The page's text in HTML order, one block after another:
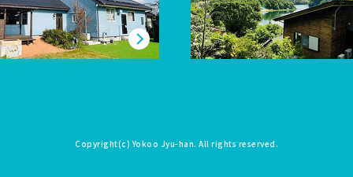
Copyright(c)Yokoo Jyu-han. All rights reserved.